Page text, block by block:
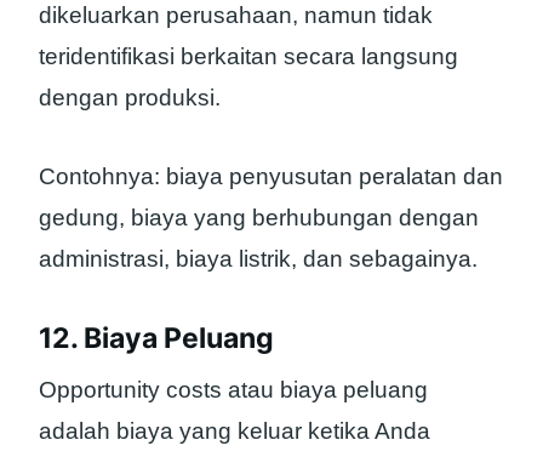
dikeluarkan perusahaan, namun tidak
teridentifikasi berkaitan secara langsung
dengan produksi.
Contohnya: biaya penyusutan peralatan dan
gedung, biaya yang berhubungan dengan
administrasi, biaya listrik, dan sebagainya.
12. Biaya Peluang
Opportunity costs atau biaya peluang
adalah biaya yang keluar ketika Anda